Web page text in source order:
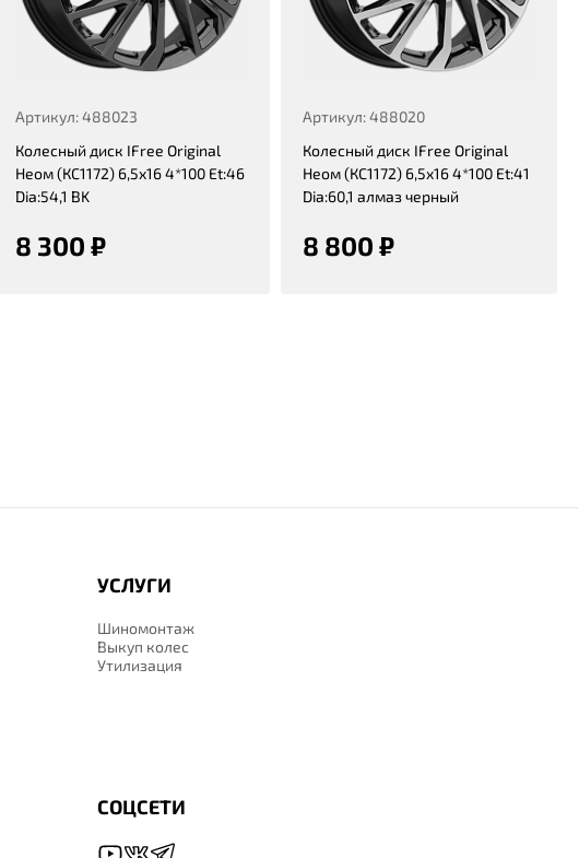
Артикул: 488023
Колесный диск IFree Original
Неом (КС1172) 6,5x16 4*100 Et:46
Dia:54,1 BK
8 300 ₽
Артикул: 488020
Колесный диск IFree Original
Неом (КС1172) 6,5x16 4*100 Et:41
Dia:60,1 алмаз черный
8 800 ₽
УСЛУГИ
Шиномонтаж
Выкуп колес
Утилизация
СОЦСЕТИ